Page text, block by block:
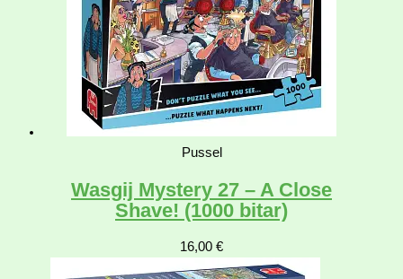
Pussel
Wasgij Mystery 27 – A Close
Shave! (1000 bitar)
16,00 €